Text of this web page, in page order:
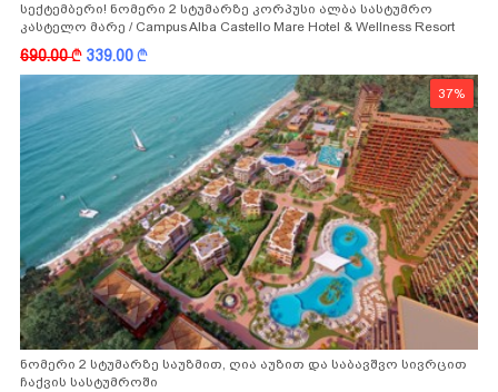
სექტემბერი! ნომერი 2 სტუმარზე კორპუსი ალბა სასტუმრო
კასტელო მარე / Campus Alba Castello Mare Hotel & Wellness Resort
-სგან!
690.00k 339.00k
37%
ნომერი 2 სტუმარზე საუზმით, ღია აუზით და საბავშვო სივრცით
ჩაქვის სასტუმროში